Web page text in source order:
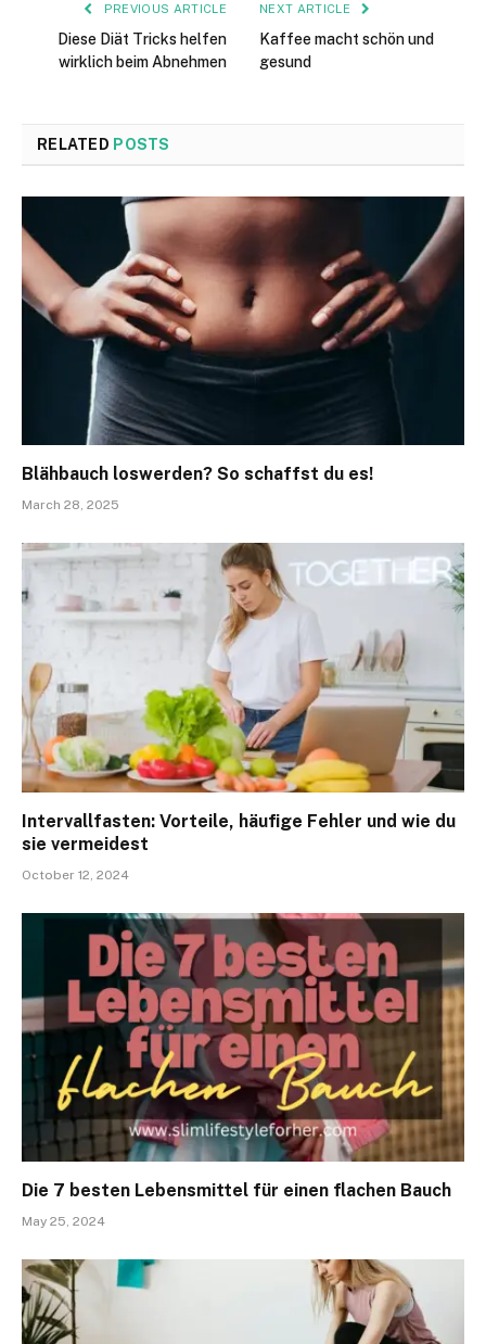
PREVIOUS ARTICLE
Diese Diät Tricks helfen
wirklich beim Abnehmen
NEXT ARTICLE
Kaffee macht schön und
gesund
RELATED POSTS
Blähbauch loswerden? So schaffst du es!
March 28, 2025
Intervallfasten: Vorteile, häufige Fehler und wie du
sie vermeidest
October 12, 2024
Die 7 besten Lebensmittel für einen flachen Bauch
May 25, 2024